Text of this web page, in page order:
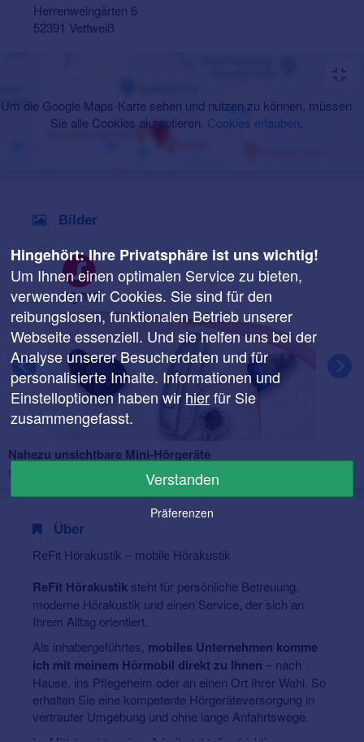
Herrenweingärten 6
52391 Vettweiß
Um die Google Maps-Karte sehen und nutzen zu können, müssen
Sie alle Cookies akzeptieren. Cookies erlauben
Bilder
Nahezu unsichtbare Mini-Hörgeräte
Ideale Hörlösungen für Menschen, die Wert auf Diskretion legen!
Über
ReFit Hörakustik – mobile Hörakustik
ReFit Hörakustik steht für persönliche Betreuung,
moderne Hörakustik und einen Service, der sich an
Ihrem Alltag orientiert.
Als inhabergeführtes, mobiles Unternehmen komme
ich mit meinem Hörmobil direkt zu Ihnen – nach
Hause, ins Pflegeheim oder an einen Ort Ihrer Wahl. So
erhalten Sie eine kompetente Hörgeräteversorgung in
vertrauter Umgebung und ohne lange Anfahrtswege.
Hingehört: Ihre Privatsphäre ist uns wichtig!
Um Ihnen einen optimalen Service zu bieten,
verwenden wir Cookies. Sie sind für den
reibungslosen, funktionalen Betrieb unserer
Webseite essenziell. Und sie helfen uns bei der
Analyse unserer Besucherdaten und für
personalisierte Inhalte. Informationen und
Einstelloptionen haben wir hierfür Sie
zusammengefasst.
Verstanden
Präferenzen